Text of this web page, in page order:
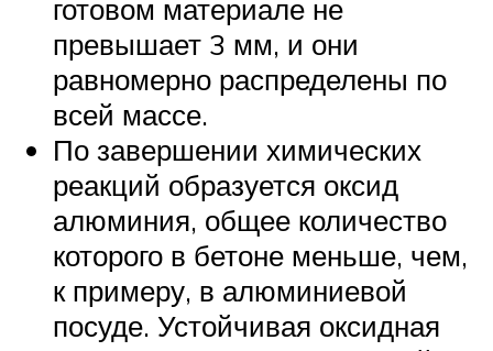
готовом материале не
превышает 3 мм, и они
равномерно распределены по
всей массе.
По завершении химических
реакций образуется оксид
алюминия, общее количество
которого в бетоне меньше, чем,
к примеру, в алюминиевой
посуде. Устойчивая оксидная